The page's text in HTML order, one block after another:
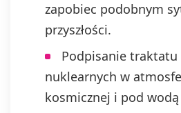
zapobiec podobnym
przyszłości.
Podpisanie traktatu
nuklearnych w
kosmicznej i pod